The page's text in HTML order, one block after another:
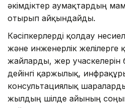
әкімдіктер аумақтардың
отырып айқындайды.
Кәсіпкерлерді қолдау
және инженерлік желілерге
жайларды, жер учаскелерін
дейінгі қаржылық,
консультациялық
жылдың шілде айының